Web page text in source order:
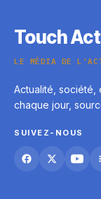
Touch
LE MÉDIA DE
Actualité,
chaque jour,
SUIVEZ-NOUS